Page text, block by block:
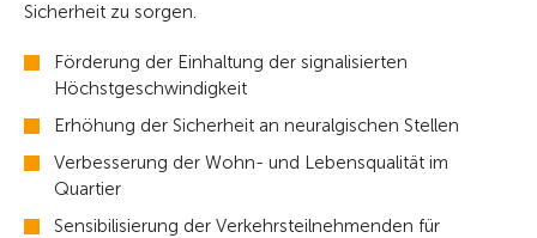
Sicherheit zu sorgen.
Förderung der Einhaltung der signalisierten
Höchstgeschwindigkeit
Erhöhung der Sicherheit an neuralgischen Stellen
Verbesserung der Wohn- und Lebensqualität im
Quartier
Sensibilisierung der Verkehrsteilnehmenden für